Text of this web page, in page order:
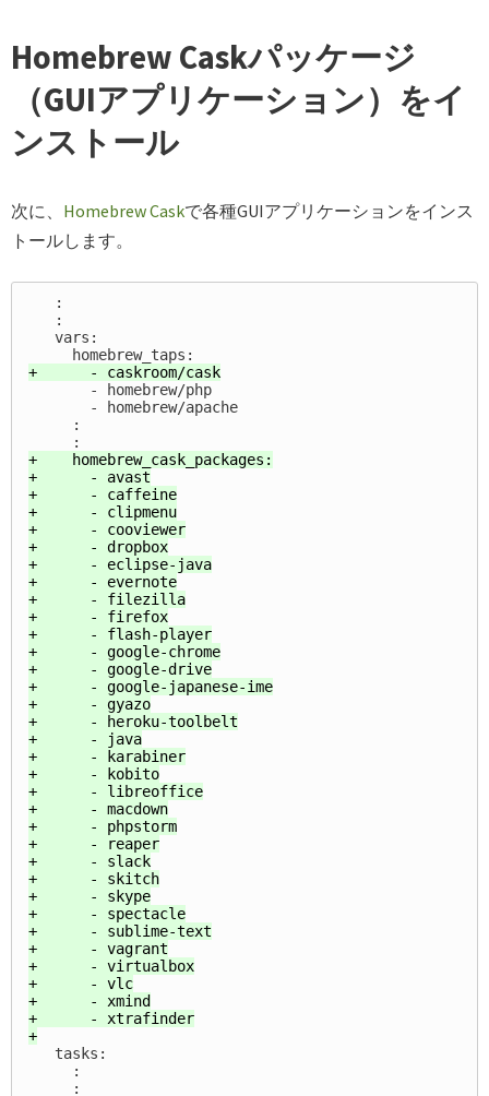
Homebrew Caskパッケージ
（GUIアプリケーション）をイ
ンストール
次に、 Homebrew Caskで各種GUIアプリケーションをインス
トールします。
   :
   :
   vars:
       - homebrew/php
       - homebrew/apache
     :
+    homebrew_cask_packages:
+      - avast
+      - caffeine
+      - clipmenu
+      - cooviewer
+      - dropbox
+      - eclipse-java
+      - evernote
+      - filezilla
+      - firefox
+      - flash-player
+      - google-chrome
+      - google-drive
+      - google-japanese-ime
+      - gyazo
+      - heroku-toolbelt
+      - java
+      - karabiner
+      - kobito
+      - libreoffice
+      - macdown
+      - phpstorm
+      - reaper
+      - slack
+      - skitch
+      - skype
+      - spectacle
+      - sublime-text
+      - vagrant
+      - virtualbox
+      - vlc
+      - xmind
+      - xtrafinder
   tasks:
     :